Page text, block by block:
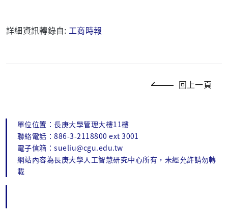
詳細資訊轉錄自: 工商時報
回上一頁
單位位置：長庚大學管理大樓11樓
聯絡電話：886-3-2118800 ext 3001
電子信箱：sueliu@cgu.edu.tw
網站內容為長庚大學人工智慧研究中心所有，未經允許請勿轉
載